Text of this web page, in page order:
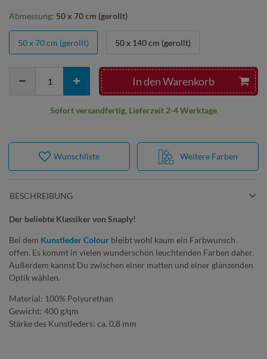
Abmessung: 50 x 70 cm (gerollt)
50 x 70 cm (gerollt) 50 x 140 cm (gerollt)
In den Warenkorb
Sofort versandfertig, Lieferzeit 2-4 Werktage
Weitere Farben
Wunschliste
BESCHREIBUNG
Der beliebte Klassiker von Snaply!
Bei dem Kunstleder Colour bleibt wohl kaum ein Farbwunsch
offen. Es kommt in vielen wunderschön leuchtenden Farben daher.
Außerdem kannst Du zwischen einer matten und einer glänzenden
Optik wählen.
Material: 100% Polyurethan
Gewicht: 400 g/qm
Stärke des Kunstleders: ca. 0,8 mm